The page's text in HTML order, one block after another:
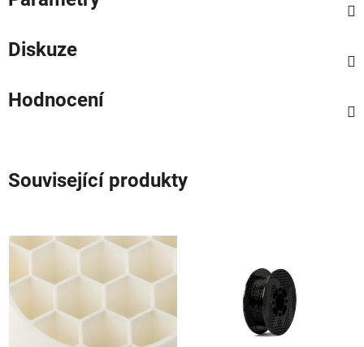
Diskuze
Hodnocení
Související produkty